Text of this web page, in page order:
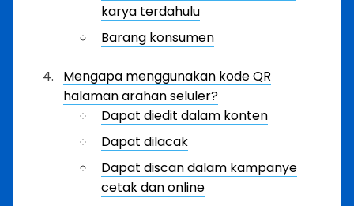
karya terdahulu
Barang konsumen
Mengapa menggunakan kode QR
halaman arahan seluler?
Dapat diedit dalam konten
Dapat dilacak
Dapat discan dalam kampanye
cetak dan online